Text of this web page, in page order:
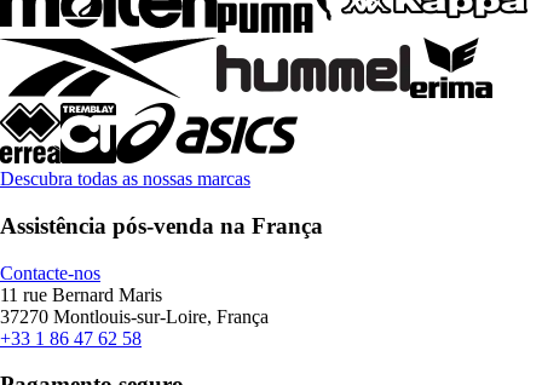
Descubra todas as nossas marcas
Assistência pós-venda na França
Contacte-nos
11 rue Bernard Maris
37270 Montlouis-sur-Loire, França
+33 1 86 47 62 58